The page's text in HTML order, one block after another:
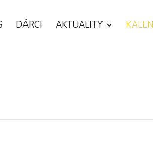
DÁRCI AKTUALITY